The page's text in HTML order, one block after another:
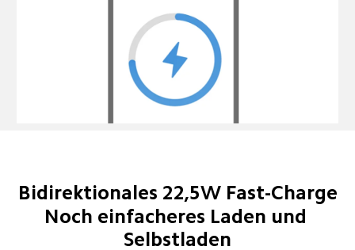
Bidirektionales 22,5W Fast-Charge
Noch einfacheres Laden und
Selbstladen